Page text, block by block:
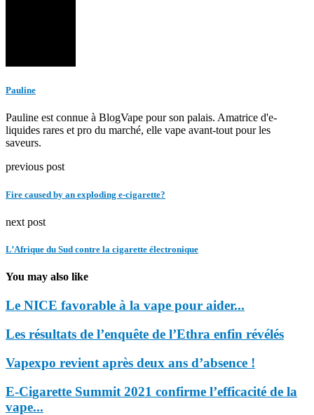
Pauline
Pauline est connue à BlogVape pour son palais. Amatrice d'e-
liquides rares et pro du marché, elle vape avant-tout pour les
saveurs.
previous post
Fire caused by an exploding e-cigarette?
next post
L’Afrique du Sud contre la cigarette électronique
You may also like
Le NICE favorable à la vape pour aider...
Les résultats de l’enquête de l’Ethra enfin révélés
Vapexpo revient après deux ans d’absence !
E-Cigarette Summit 2021 confirme l’efficacité de la
vape...